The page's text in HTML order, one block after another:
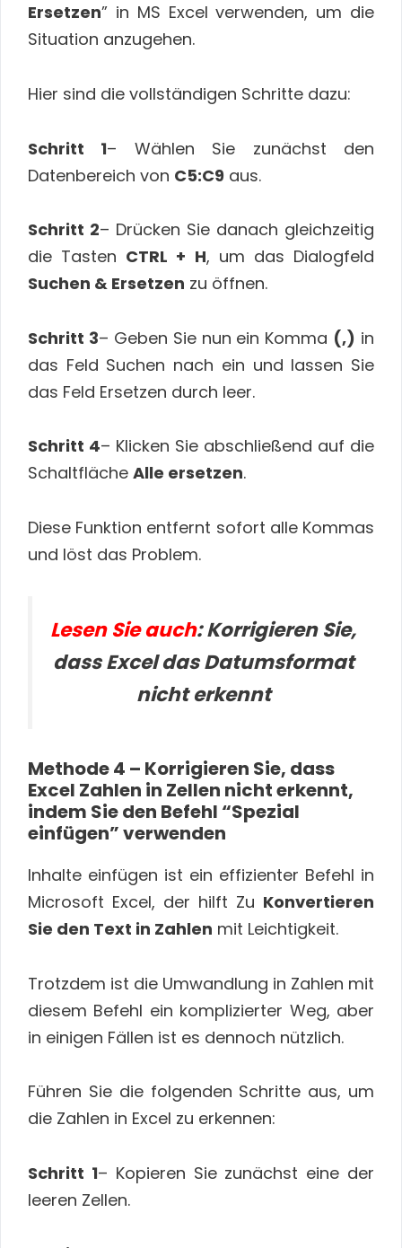
Ersetzen” in MS Excel verwenden, um die
Situation anzugehen.
Hier sind die vollständigen Schritte dazu:
Schritt 1– Wählen Sie zunächst den
Datenbereich von C5:C9 aus.
Schritt 2– Drücken Sie danach gleichzeitig
die Tasten CTRL + H, um das Dialogfeld
Suchen & Ersetzen zu öffnen.
Schritt 3– Geben Sie nun ein Komma (,) in
das Feld Suchen nach ein und lassen Sie
das Feld Ersetzen durch leer.
Schritt 4– Klicken Sie abschließend auf die
Schaltfläche Alle ersetzen.
Diese Funktion entfernt sofort alle Kommas
und löst das Problem.
Lesen Sie auch: Korrigieren Sie,
dass Excel das Datumsformat
nicht erkennt
Methode 4 – Korrigieren Sie, dass
Excel Zahlen in Zellen nicht erkennt,
indem Sie den Befehl “Spezial
einfügen” verwenden
Inhalte einfügen ist ein effizienter Befehl in
Microsoft Excel, der hilft Zu Konvertieren
Sie den Text in Zahlen mit Leichtigkeit.
Trotzdem ist die Umwandlung in Zahlen mit
diesem Befehl ein komplizierter Weg, aber
in einigen Fällen ist es dennoch nützlich.
Führen Sie die folgenden Schritte aus, um
die Zahlen in Excel zu erkennen:
Schritt 1– Kopieren Sie zunächst eine der
leeren Zellen.